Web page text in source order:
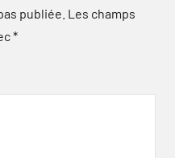
publiée. Les champs
*